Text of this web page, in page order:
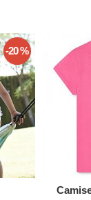
-20 %